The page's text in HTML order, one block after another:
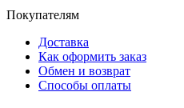
Покупателям
Доставка
Как оформить заказ
Обмен и возврат
Способы оплаты